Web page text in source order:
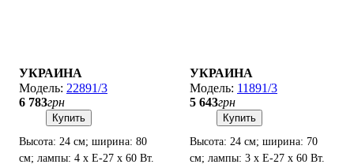
УКРАИНА
22891/3
6 783грн
Купить
Высота: 24 см; ширина: 80
см; лампы: 4 х Е-27 х 60 Вт.
УКРАИНА
11891/3
5 643грн
Купить
Высота: 24 см; ширина: 70
см; лампы: 3 х Е-27 х 60 Вт.